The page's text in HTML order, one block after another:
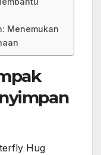
Menemukan
Hug